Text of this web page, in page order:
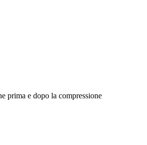
prima e dopo la compressione